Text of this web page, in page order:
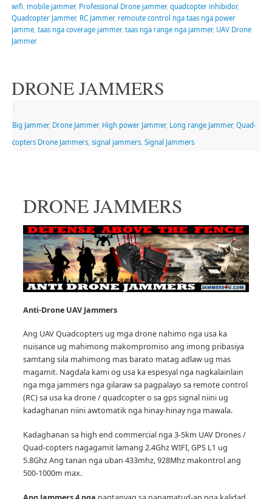
wifi mobile jammer, Professional Drone jammer, quadcopter inhibidor,
Quadcopter Jammer, RC Jammer, remoute control nga taas nga power
jamme, taas nga coverage jammer, taas nga range nga jammer, UAV Drone
Jammer
DRONE JAMMERS
Big Jammer, Drone Jammer, High power Jammer, Long range Jammer, Quad-
copters Drone Jammers, signal jammers, Signal Jammers
DRONE JAMMERS
Anti-Drone UAV Jammers
Ang UAV Quadcopters ug mga drone nahimo nga usa ka
nuisance ug mahimong makompromiso ang imong pribasiya
samtang sila mahimong mas barato matag adlaw ug mas
magamit. Nagdala kami og usa ka espesyal nga nagkalainlain
nga mga jammers nga gilaraw sa pagpalayo sa remote control
(RC) sa usa ka drone / quadcopter o sa gps signal niini ug
kadaghanan niini awtomatik nga hinay-hinay nga mawala.
Kadaghanan sa high end commercial nga 3-5km UAV Drones /
Quad-copters nagagamit lamang 2.4Ghz WIFI, GPS L1 ug
5.8Ghz Ang tanan nga uban 433mhz, 928Mhz makontrol ang
500-1000m max.